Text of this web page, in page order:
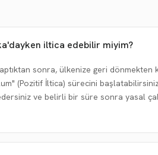
iltica edebilir miyim?
sonra, ülkenize geri dönmekten
(Pozitif İltica) sürecini
ve belirli bir süre sonra yasal